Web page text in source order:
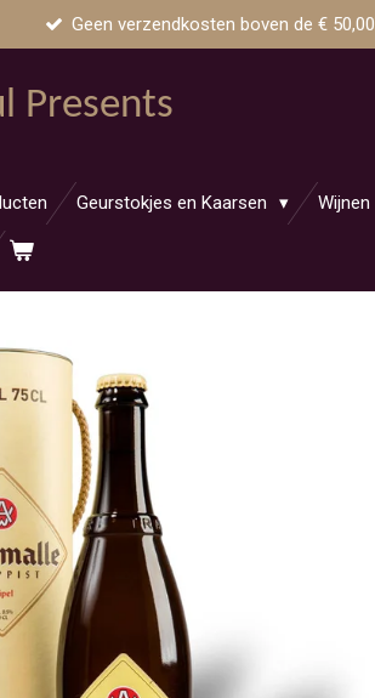
Geen verzendkosten boven de € 50,00.
Presents
Geurstokjes en Kaarsen Wijnen